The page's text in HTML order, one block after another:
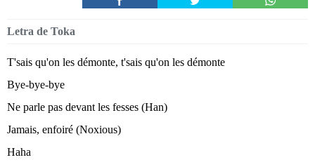
Letra de Toka
T'sais qu'on les démonte, t'sais qu'on les démonte
Bye-bye-bye
Ne parle pas devant les fesses (Han)
Jamais, enfoiré (Noxious)
Haha